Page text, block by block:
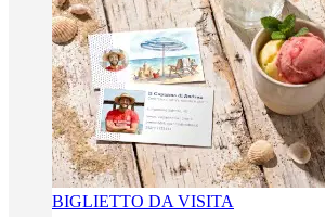
BIGLIETTO DA VISITA